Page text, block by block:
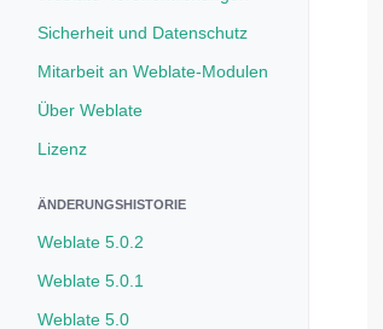
Sicherheit und Datenschutz
Mitarbeit an Weblate-Modulen
Über Weblate
Lizenz
ÄNDERUNGSHISTORIE
Weblate 5.0.2
Weblate 5.0.1
Weblate 5.0